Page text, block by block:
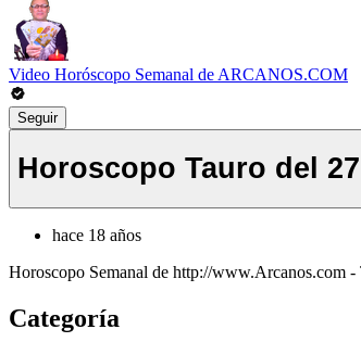
Video Horóscopo Semanal de ARCANOS.COM
Seguir
Horoscopo Tauro del
hace 18 años
Horoscopo Semanal de http://www.Arcanos.com
Categoría